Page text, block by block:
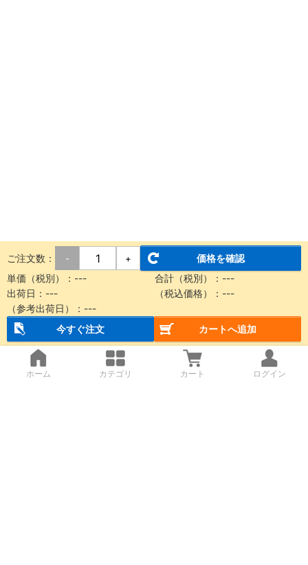
ご注文数： - +
価格を確認
単価（税別）： --- 合計（税別）： ---
出荷日： --- （税込価格）： ---
（参考出荷日）： ---
今すぐ注文
カートへ追加
ホーム カテゴリ カート ログイン